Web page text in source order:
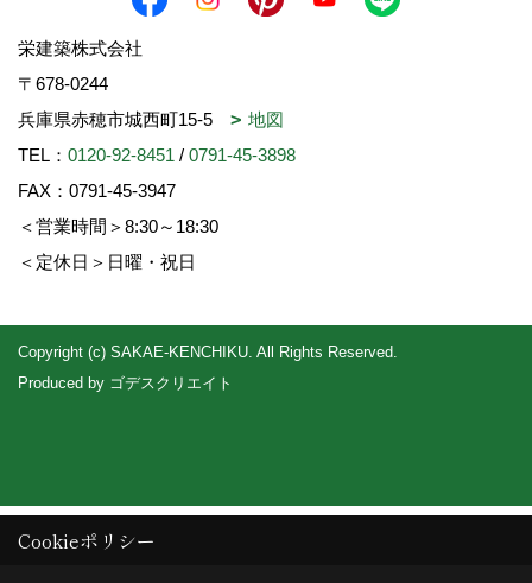
栄建築株式会社
〒678-0244
兵庫県赤穂市城西町15-5
地図
TEL： 0120-92-8451 / 0791-45-3898
FAX：0791-45-3947
＜営業時間＞8:30～18:30
＜定休日＞日曜・祝日
Copyright (c) SAKAE-KENCHIKU. All Rights Reserved.
Produced by ゴデスクリエイト
Cookieポリシー